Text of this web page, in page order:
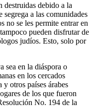
destruidas debido a la
a las comunidades
no se les permite entrar en
pueden disfrutar de
judíos. Esto, solo por
sea en la diáspora o
en los cercados
otros países árabes
de los que fueron
No. 194 de la